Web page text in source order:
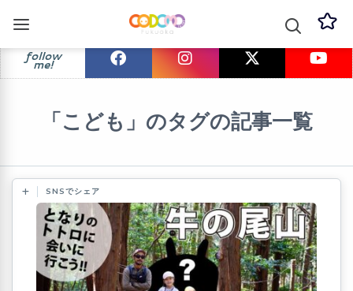
follow
me!
「こども」のタグの記事一覧
SNSでシェア